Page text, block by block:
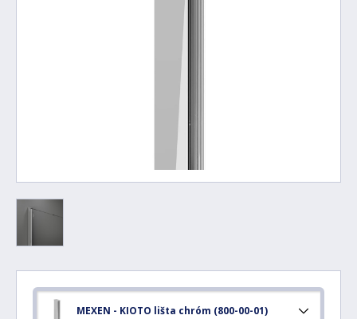
MEXEN - KIOTO lišta chróm (800-00-01)